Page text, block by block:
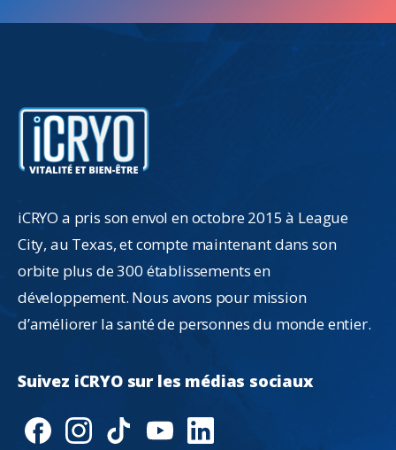
iCRYO a pris son envol en octobre 2015 à League
City, au Texas, et compte maintenant dans son
orbite plus de 300 établissements en
développement. Nous avons pour mission
d’améliorer la santé de personnes du monde entier.
Suivez iCRYO sur les médias sociaux